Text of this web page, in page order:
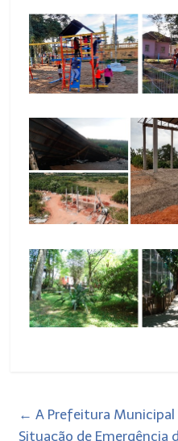
← A Prefeitura Municipal
Situação de Emergência